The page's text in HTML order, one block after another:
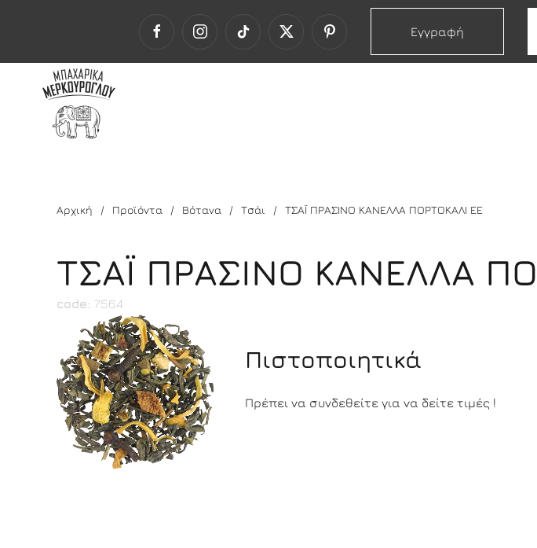
Εγγραφή
Αρχική Προϊόντα Βότανα Τσάι ΤΣΑΪ ΠΡΑΣΙΝΟ ΚΑΝΕΛΛΑ ΠΟΡΤΟΚΑΛΙ ΕΕ
ΤΣΑΪ ΠΡΑΣΙΝΟ ΚΑΝΕΛΛΑ
code: 7564
Πιστοποιητικά
Πρέπει να συνδεθείτε για να δείτε τιμές !